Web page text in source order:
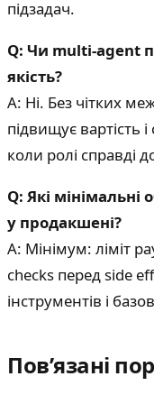
підзадач.
Q: Чи multi-agent
якість?
A: Ні. Без чітких
підвищує вартість і
коли ролі справді
Q: Які
у продакшені?
A: Мінімум: ліміт
checks перед side
інструментів і
Пов’язані